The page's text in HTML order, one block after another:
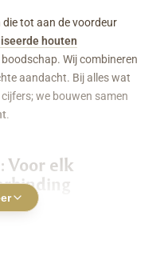
die tot aan de voordeur
houten
Wij combineren
aandacht. Bij alles wat
we bouwen samen
.
Voor elk